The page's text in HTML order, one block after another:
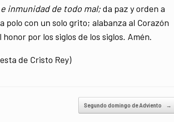
inmunidad de todo mal;da paz y orden a
polo con un solo grito; alabanza al Corazón
por los siglos de los siglos. Amén.
de Cristo Rey)
Segundo domingo de Adviento →